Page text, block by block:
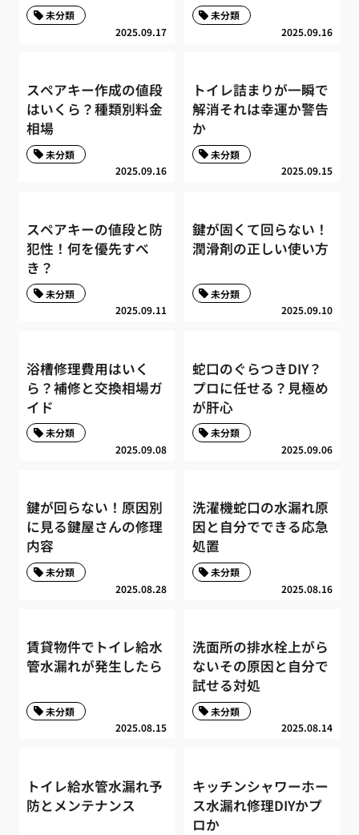
2025.09.17
未分類
2025.09.16
未分類
スペアキー作成の値段
はいくら？種類別料金
相場
2025.09.16
未分類
トイレ詰まりが一瞬で
解消それは幸運か警告
か
2025.09.15
未分類
スペアキーの値段と防
犯性！何を優先すべ
き？
2025.09.11
未分類
鍵が固くて回らない！
潤滑剤の正しい使い方
2025.09.10
未分類
浴槽修理費用はいく
ら？補修と交換相場ガ
イド
2025.09.08
未分類
蛇口のぐらつきDIY？
プロに任せる？見極め
が肝心
2025.09.06
未分類
鍵が回らない！原因別
に見る鍵屋さんの修理
内容
2025.08.28
未分類
洗濯機蛇口の水漏れ原
因と自分でできる応急
処置
2025.08.16
未分類
賃貸物件でトイレ給水
管水漏れが発生したら
2025.08.15
未分類
洗面所の排水栓上がら
ないその原因と自分で
試せる対処
2025.08.14
未分類
トイレ給水管水漏れ予
防とメンテナンス
キッチンシャワーホー
ス水漏れ修理DIYかプ
ロか